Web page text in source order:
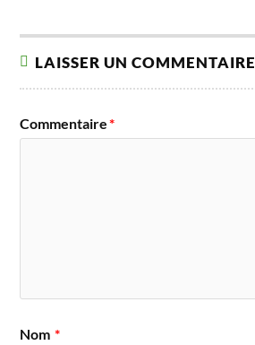
LAISSER UN COMMENTAIRE
Commentaire*
Nom *